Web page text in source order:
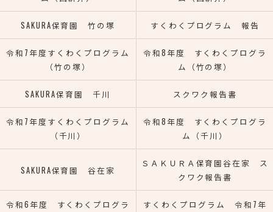
SAKURA保育園 竹の塚 すくわくプログラム 報告
令和7年度すくわくプログラム
（竹の塚）
令和8年度 すくわくプログラ
ム（竹の塚）
SAKURA保育園 千川 スクワク報告書
令和7年度すくわくプログラム
（千川）
令和8年度 すくわくプログラ
ム（千川）
SAKURA保育園 谷在家
ＳＡＫＵＲＡ保育園谷在家 ス
クワク報告書
令和6年度 すくわくプログラ
すくわくプログラム 令和7年